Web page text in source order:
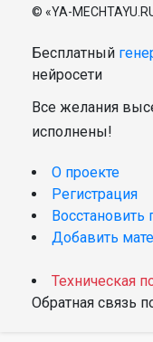
© «YA-
Бесплатный
нейросети
Все желания
исполнены!
О проекте
Регистрация
Восстановить
Добавить
Техническая
Обратная связь